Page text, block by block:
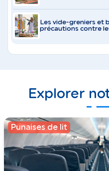
Les vide-greniers et
précautions contre
Explorer
Punaises de lit